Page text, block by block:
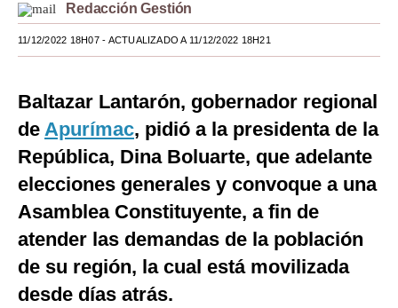
Mundo
EEUU
España
Internacional
Club del Suscriptor
Mix
G de Gestión
Redacción Gestión
11/12/2022 18H07- ACTUALIZADO A 11/12/2022 18H21
Baltazar Lantarón, gobernador regional
de Apurímac, pidió a la presidenta de la
República, Dina Boluarte, que adelante
elecciones generales y convoque a una
Asamblea Constituyente, a fin de
atender las demandas de la población
de su región, la cual está movilizada
desde días atrás.